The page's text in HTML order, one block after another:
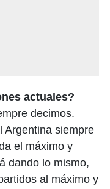
actuales?
decimos.
Argentina siempre
el máximo y
dando lo mismo,
al máximo y